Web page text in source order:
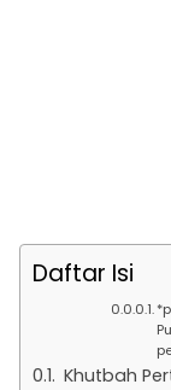
Daftar Isi
Khutbah